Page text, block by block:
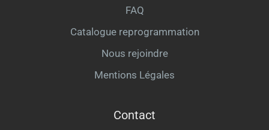
FAQ
Catalogue reprogrammation
Nous rejoindre
Mentions Légales
Contact